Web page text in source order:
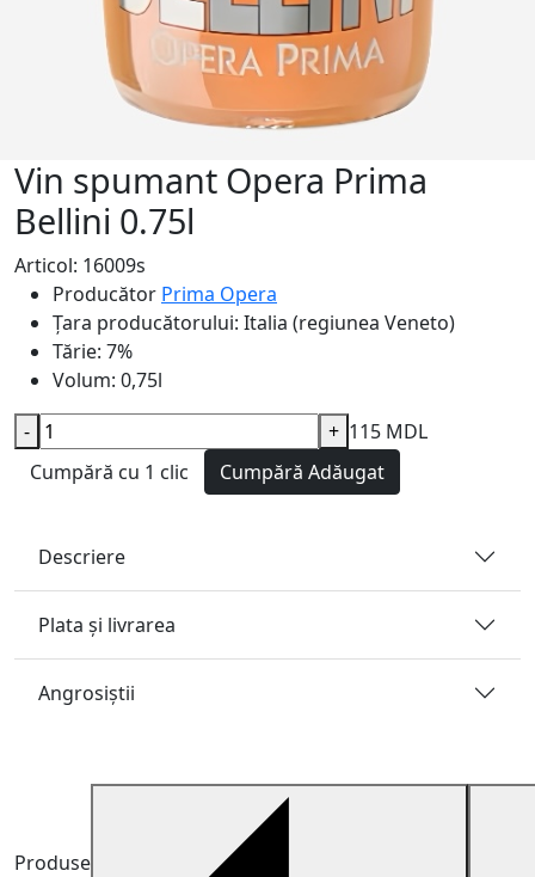
Vin spumant Opera Prima
Bellini 0.75l
Articol: 16009s
Producător Prima Opera
Țara producătorului: Italia (regiunea Veneto)
Tărie: 7%
Volum: 0,75l
115 MDL
-
+
Cumpără cu 1 clic
Cumpără Adăugat
Descriere
Plata și livrarea
Angrosiştii
Produse